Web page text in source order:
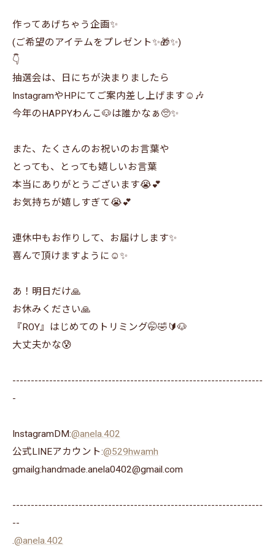
作ってあげちゃう企画✨
(ご希望のアイテムをプレゼント✨🎁✨)
👇
抽選会は、日にちが決まりましたら
InstagramやHPにてご案内差し上げます☺️🎶
今年のHAPPYわんこ🐶は誰かなぁ🥺✨
また、たくさんのお祝いのお言葉や
とっても、とっても嬉しいお言葉
本当にありがとうございます😭💕
お気持ちが嬉しすぎて😭💕
連休中もお作りして、お届けします✨
喜んで頂けますように☺️✨
あ！明日だけ🙏
お休みください🙏
『ROY』はじめてのトリミング🤭🤣🔰🐶
大丈夫かな😰
--------------------------------------------------------------------
-
InstagramDM:@anela.402
公式LINEアカウント:@529hwamh
gmailg:handmade.anela0402@gmail.com
--------------------------------------------------------------------
--
.@anela.402